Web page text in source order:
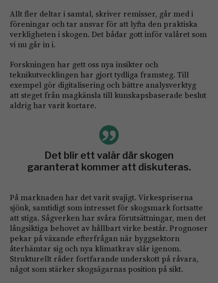
Allt fler deltar i samtal, skriver remisser, går med i
föreningar och tar ansvar för att lyfta den praktiska
verkligheten i skogen. Det bådar gott inför valåret som
vi nu går in i.
Forskningen har gett oss nya insikter och
teknikutvecklingen har gjort tydliga framsteg. Till
exempel gör digitalisering och bättre analysverktyg
att steget från magkänsla till kunskapsbaserade beslut
aldrig har varit kortare.
Det blir ett valår där skogen
garanterat kommer att diskuteras.
På marknaden har det varit svajigt. Virkespriserna
sjönk, samtidigt som intresset för skogsmark fortsatte
att stiga. Sågverken har svåra förutsättningar, men det
långsiktiga behovet av hållbart virke består. Prognoser
pekar på växande efterfrågan när byggsektorn
återhämtar sig och nya klimatkrav slår igenom.
Strukturellt råder fortfarande underskott på råvara,
något som stärker skogsägarnas position på sikt.